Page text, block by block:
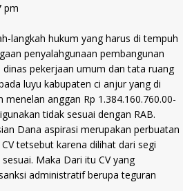
pm
langkah hukum yang harus di tempuh
penyalahgunaan pembangunan
pekerjaan umum dan tata ruang
luyu kabupaten ci anjur yang di
anggan Rp 1.384.160.760.00-
tidak sesuai dengan RAB.
Dana aspirasi merupakan perbuatan
tetsebut karena dilihat dari segi
Maka Dari itu CV yang
administratif berupa teguran